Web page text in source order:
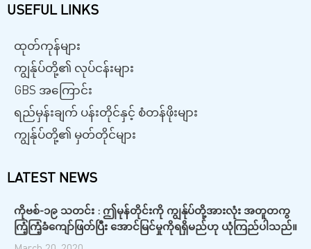
USEFUL LINKS
ထုတ်ကုန်များ
ကျွန်ုပ်တို့၏ လုပ်ငန်းများ
GBS အကြောင်း
ရည်မှန်းချက် ပန်းတိုင်နှင့် စံတန်ဖိုးများ
ကျွန်ုပ်တို့၏ မှတ်တိုင်များ
LATEST NEWS
ကိုဗစ်-၁၉ သတင်း : ဤမုန်တိုင်းကို ကျွန်ုပ်တို့အားလုံး အတူတကွ
ကြံ့ကြံ့ခံကျော်ဖြတ်ပြီး အောင်မြင်မှုကိုရရှိမည်ဟု ယုံကြည်ပါသည်။